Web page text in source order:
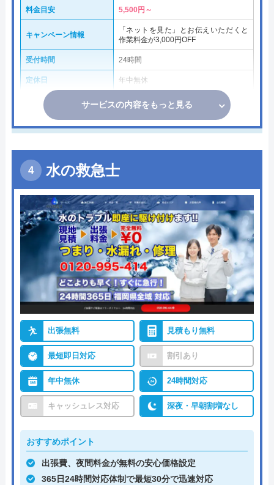
料金目安 5,500円～
キャンペーン情報
「ネットを見た」とお伝えいただくと
作業料金が3,000円OFF
受付時間 24時間
定休日 年中無休
サービスの内容をもっと見る
水の救急士
出張無料 見積もり無料
最短即日対応 割引あり
年中無休 24時間対応
キャッシュレス対応 深夜・早朝割増なし
おすすめポイント
出張費、夜間料金が無料の安心価格設定
365日24時間対応体制で最短30分で迅速対応